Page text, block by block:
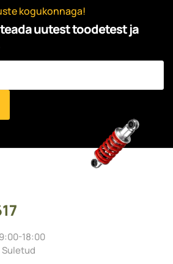
kogukonnaga!
uutest toodetest ja
18:00
Suletud